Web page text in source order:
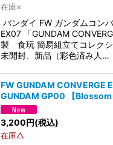
在庫×
バンダイ FW ガンダムコン
EX07 「GUNDAM
製 食玩 簡易組立てコレク
未開封、新品（彩色済み人…
FW GUNDAM
GUNDAM GP00 【Blossom
3,200円(税込)
在庫△